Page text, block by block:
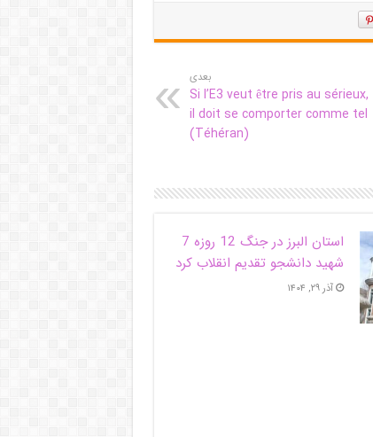
بعدی
Si l’E3 veut être pris au sérieux,
il doit se comporter comme tel
(Téhéran)
استان البرز در جنگ 12 روزه 7
شهید دانشجو تقدیم انقلاب کرد
آذر ۲۹, ۱۴۰۴